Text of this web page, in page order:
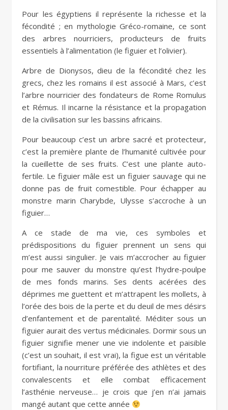
Pour les égyptiens il représente la richesse et la
fécondité ; en mythologie Gréco-romaine, ce sont
des arbres nourriciers, producteurs de fruits
essentiels à l’alimentation (le figuier et l’olivier).
Arbre de Dionysos, dieu de la fécondité chez les
grecs, chez les romains il est associé à Mars, c’est
l’arbre nourricier des fondateurs de Rome Romulus
et Rémus. Il incarne la résistance et la propagation
de la civilisation sur les bassins africains.
Pour beaucoup c’est un arbre sacré et protecteur,
c’est la première plante de l’humanité cultivée pour
la cueillette de ses fruits. C’est une plante auto-
fertile. Le figuier mâle est un figuier sauvage qui ne
donne pas de fruit comestible. Pour échapper au
monstre marin Charybde, Ulysse s’accroche à un
figuier…
A ce stade de ma vie, ces symboles et
prédispositions du figuier prennent un sens qui
m’est aussi singulier. Je vais m’accrocher au figuier
pour me sauver du monstre qu’est l’hydre-poulpe
de mes fonds marins. Ses dents acérées des
déprimes me guettent et m’attrapent les mollets, à
l’orée des bois de la perte et du deuil de mes désirs
d’enfantement et de parentalité. Méditer sous un
figuier aurait des vertus médicinales. Dormir sous un
figuier signifie mener une vie indolente et paisible
(c’est un souhait, il est vrai), la figue est un véritable
fortifiant, la nourriture préférée des athlètes et des
convalescents et elle combat efficacement
l’asthénie nerveuse… je crois que j’en n’ai jamais
mangé autant que cette année